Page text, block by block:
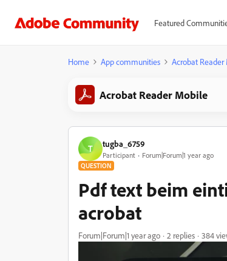
Featured
Home App communities Acrobat
Acrobat Reader Mobile
T tugba_6759
Participant Forum|Forum|1 year ago
QUESTION
Pdf text beim
acrobat
Forum|Forum|1 year ago 2 replies 384